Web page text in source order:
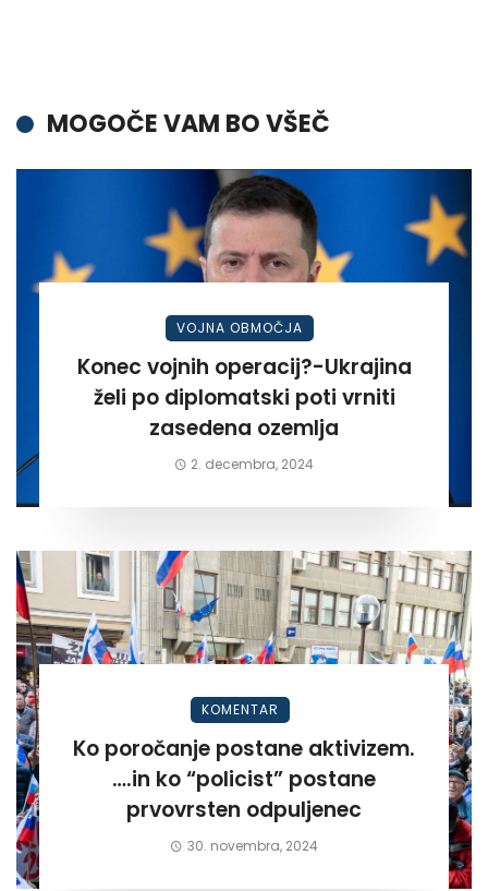
MOGOČE VAM BO VŠEČ
VOJNA OBMOČJA
Konec vojnih operacij?-Ukrajina
želi po diplomatski poti vrniti
zasedena ozemlja
2. decembra, 2024
KOMENTAR
Ko poročanje postane aktivizem.
….in ko “policist” postane
prvovrsten odpuljenec
30. novembra, 2024